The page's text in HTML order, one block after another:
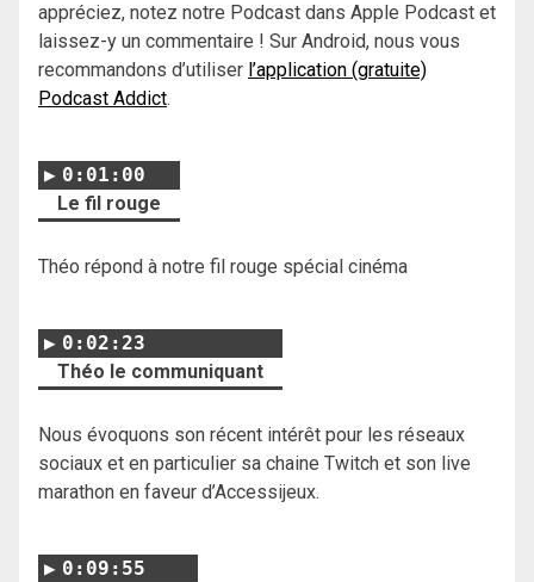
appréciez, notez notre Podcast dans Apple Podcast et
laissez-y un commentaire ! Sur Android, nous vous
recommandons d’utiliser l’application (gratuite)
Podcast Addict.
0:01:00
Le fil rouge
Théo répond à notre fil rouge spécial cinéma
0:02:23
Théo le communiquant
Nous évoquons son récent intérêt pour les réseaux
sociaux et en particulier sa chaine Twitch et son live
marathon en faveur d’Accessijeux.
0:09:55